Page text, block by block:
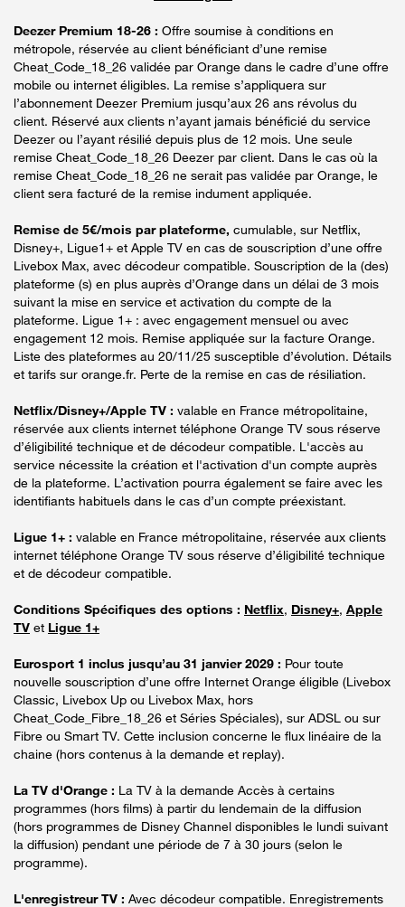
Deezer Premium 18-26 : Offre soumise à conditions en
métropole, réservée au client bénéficiant d’une remise
Cheat_Code_18_26 validée par Orange dans le cadre d’une offre
mobile ou internet éligibles. La remise s’appliquera sur
l’abonnement Deezer Premium jusqu’aux 26 ans révolus du
client. Réservé aux clients n’ayant jamais bénéficié du service
Deezer ou l’ayant résilié depuis plus de 12 mois. Une seule
remise Cheat_Code_18_26 Deezer par client. Dans le cas où la
remise Cheat_Code_18_26 ne serait pas validée par Orange, le
client sera facturé de la remise indument appliquée.
Remise de 5€/mois par plateforme, cumulable, sur Netflix,
Disney+, Ligue1+ et Apple TV en cas de souscription d’une offre
Livebox Max, avec décodeur compatible. Souscription de la (des)
plateforme (s) en plus auprès d’Orange dans un délai de 3 mois
suivant la mise en service et activation du compte de la
plateforme. Ligue 1+ : avec engagement mensuel ou avec
engagement 12 mois. Remise appliquée sur la facture Orange.
Liste des plateformes au 20/11/25 susceptible d’évolution. Détails
et tarifs sur orange.fr. Perte de la remise en cas de résiliation.
Netflix/Disney+/Apple TV : valable en France métropolitaine,
réservée aux clients internet téléphone Orange TV sous réserve
d’éligibilité technique et de décodeur compatible. L'accès au
service nécessite la création et l'activation d'un compte auprès
de la plateforme. L’activation pourra également se faire avec les
identifiants habituels dans le cas d’un compte préexistant.
Ligue 1+ : valable en France métropolitaine, réservée aux clients
internet téléphone Orange TV sous réserve d’éligibilité technique
et de décodeur compatible.
Conditions Spécifiques des options : Netflix, Disney+, Apple
TV et Ligue 1+
Eurosport 1 inclus jusqu’au 31 janvier 2029 : Pour toute
nouvelle souscription d’une offre Internet Orange éligible (Livebox
Classic, Livebox Up ou Livebox Max, hors
Cheat_Code_Fibre_18_26 et Séries Spéciales), sur ADSL ou sur
Fibre ou Smart TV. Cette inclusion concerne le flux linéaire de la
chaine (hors contenus à la demande et replay).
La TV d'Orange : La TV à la demande Accès à certains
programmes (hors films) à partir du lendemain de la diffusion
(hors programmes de Disney Channel disponibles le lundi suivant
la diffusion) pendant une période de 7 à 30 jours (selon le
programme).
L'enregistreur TV : Avec décodeur compatible. Enregistrements